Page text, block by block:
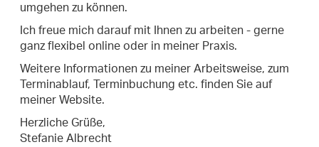
umgehen zu können.
Ich freue mich darauf mit Ihnen zu arbeiten - gerne
ganz flexibel online oder in meiner Praxis.
Weitere Informationen zu meiner Arbeitsweise, zum
Terminablauf, Terminbuchung etc. finden Sie auf
meiner Website.
Herzliche Grüße,
Stefanie Albrecht